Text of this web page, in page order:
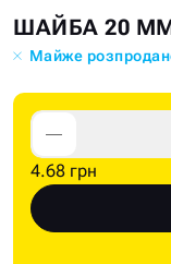
Skip
to
the
end
the
images
gallery
Skip
to
the
beginning
the
images
gallery
ШАЙБА 20 ММ
Майже
4.68 грн